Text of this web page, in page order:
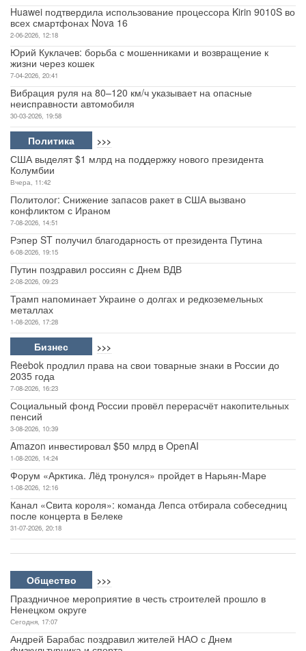
Huawei подтвердила использование процессора Kirin 9010S во
всех смартфонах Nova 16
2-06-2026, 12:18
Юрий Куклачев: борьба с мошенниками и возвращение к
жизни через кошек
7-04-2026, 20:41
Вибрация руля на 80–120 км/ч указывает на опасные
неисправности автомобиля
30-03-2026, 19:58
Политика >>>
США выделят $1 млрд на поддержку нового президента
Колумбии
Вчера, 11:42
Политолог: Снижение запасов ракет в США вызвано
конфликтом с Ираном
7-08-2026, 14:51
Рэпер ST получил благодарность от президента Путина
6-08-2026, 19:15
Путин поздравил россиян с Днем ВДВ
2-08-2026, 09:23
Трамп напоминает Украине о долгах и редкоземельных
металлах
1-08-2026, 17:28
Бизнес >>>
Reebok продлил права на свои товарные знаки в России до
2035 года
7-08-2026, 16:23
Социальный фонд России провёл перерасчёт накопительных
пенсий
3-08-2026, 10:39
Amazon инвестировал $50 млрд в OpenAI
1-08-2026, 14:24
Форум «Арктика. Лёд тронулся» пройдет в Нарьян-Маре
1-08-2026, 12:16
Канал «Свита короля»: команда Лепса отбирала собеседниц
после концерта в Белеке
31-07-2026, 20:18
Общество >>>
Праздничное мероприятие в честь строителей прошло в
Ненецком округе
Сегодня, 17:07
Андрей Барабас поздравил жителей НАО с Днем